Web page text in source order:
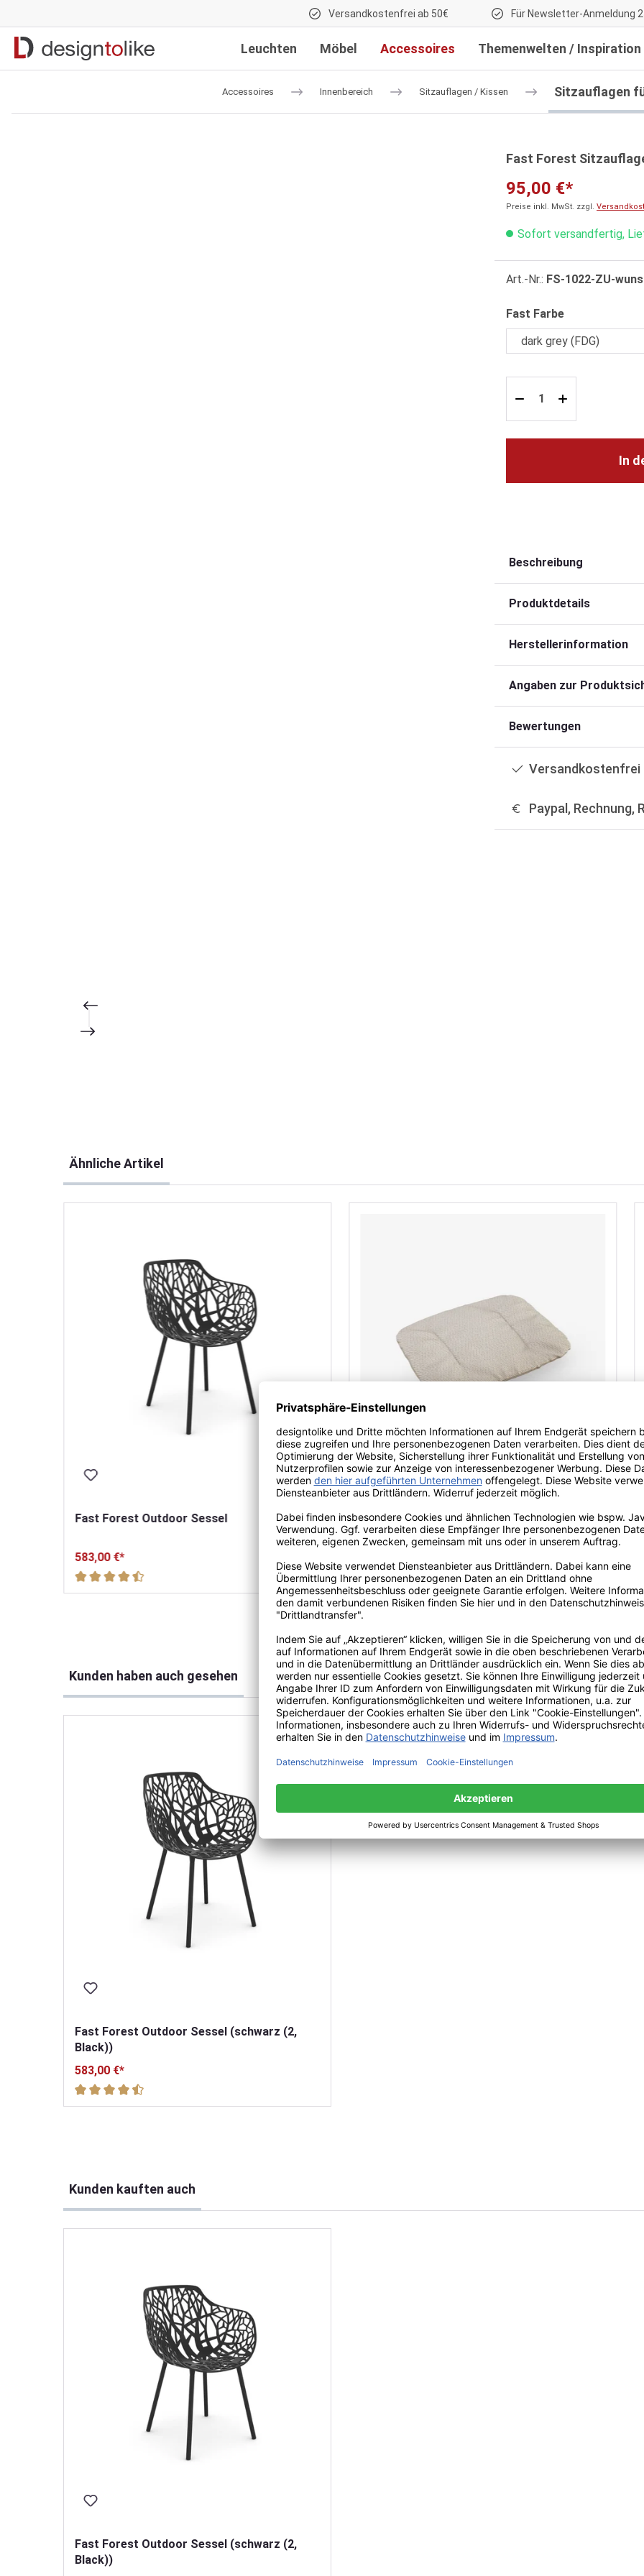
Versandkostenfrei ab 50€ Für Newsletter-Anmeldung
Leuchten Möbel Accessoires Themenwelten / Inspiration
Accessoires Innenbereich Sitzauflagen / Kissen Sitzauflagen
Fast Forest
95,00 €*
Preise inkl. MwSt. zzgl.
Sofort versandfertig,
Art.-Nr.: FS-1022-ZU-
Fast Farbeauswählen
In
Beschreibung
Produktdetails
Herstellerinformation
Angaben zur
Bewertungen
Versandkostenfrei
Paypal, Rechnung,
Ähnliche Artikel
Fast Forest Outdoor Sessel
583,00 €*
Durchschnittliche Bewertung von 4.9 von 5 Sternen
Fast Forest Sitzpolster
Kunden haben auch gesehen
Fast Forest Outdoor Sessel (schwarz (2,
Black))
583,00 €*
Durchschnittliche Bewertung von 4.9 von 5 Sternen
Kunden kauften auch
Fast Forest Outdoor Sessel (schwarz (2,
Black))